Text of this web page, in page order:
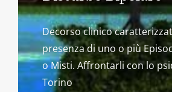
Decorso clinico
presenza di uno o più
o Misti. Affrontarli con lo
Torino